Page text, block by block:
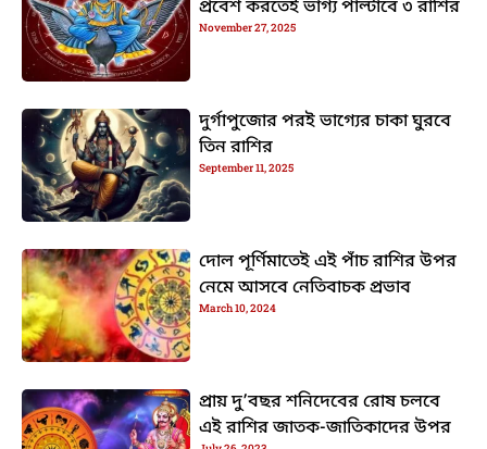
প্রবেশ করতেই ভাগ্য পাল্টাবে ৩ রাশির
November 27, 2025
দুর্গাপুজোর পরই ভাগ্যের চাকা ঘুরবে
তিন রাশির
September 11, 2025
দোল পূর্ণিমাতেই এই পাঁচ রাশির উপর
নেমে আসবে নেতিবাচক প্রভাব
March 10, 2024
প্রায় দু’বছর শনিদেবের রোষ চলবে
এই রাশির জাতক-জাতিকাদের উপর